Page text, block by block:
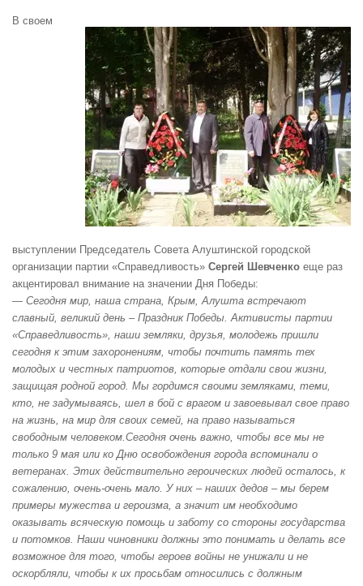
В своем
выступлении Председатель Совета Алуштинской городской
организации партии «Справедливость» Сергей Шевченко еще раз
акцентировал внимание на значении Дня Победы:
— Сегодня мир, наша страна, Крым, Алушта встречают
славный, великий день – Праздник Победы. Активисты партии
«Справедливость», наши земляки, друзья, молодежь пришли
сегодня к этим захоронениям, чтобы почтить память тех
молодых и честных патриотов, которые отдали свои жизни,
защищая родной город. Мы гордимся своими земляками, теми,
кто, не задумываясь, шел в бой с врагом и завоевывал свое право
на жизнь, на мир для своих семей, на право называться
свободным человеком. Сегодня очень важно, чтобы все мы не
только 9 мая или ко Дню освобождения города вспоминали о
ветеранах. Этих действительно героических людей осталось, к
сожалению, очень-очень мало. У них – наших дедов – мы берем
примеры мужества и героизма, а значит им необходимо
оказывать всяческую помощь и заботу со стороны государства
и потомков. Наши чиновники должны это понимать и делать все
возможное для того, чтобы героев войны не унижали и не
оскорбляли, чтобы к их просьбам относились с должным